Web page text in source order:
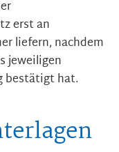
erst an
liefern, nachdem
jeweiligen
bestätigt hat.